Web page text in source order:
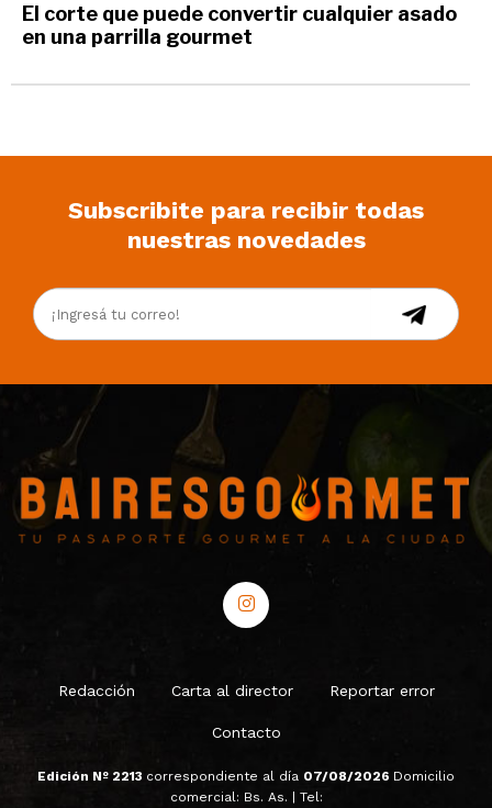
El corte que puede convertir cualquier asado
en una parrilla gourmet
Subscribite para recibir todas
nuestras novedades
Redacción Carta al director Reportar error
Contacto
Edición Nº 2213 correspondiente al día 07/08/2026 Domicilio
comercial: Bs. As. | Tel: